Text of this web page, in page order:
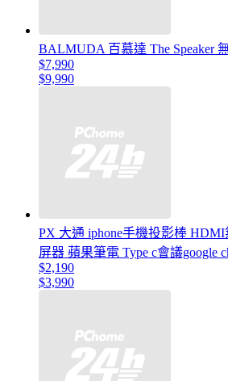
BALMUDA 百慕達 The Speaker
$7,990
$9,990
PX 大通 iphone手機投影棒
屏器 蘋果筆電 Type c會議google
$2,190
$3,990